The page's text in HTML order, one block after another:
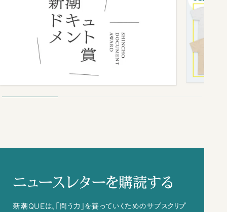
ニュースレターを購読する
新潮QUEは、「問う力」を養っていくためのサブスクリプ